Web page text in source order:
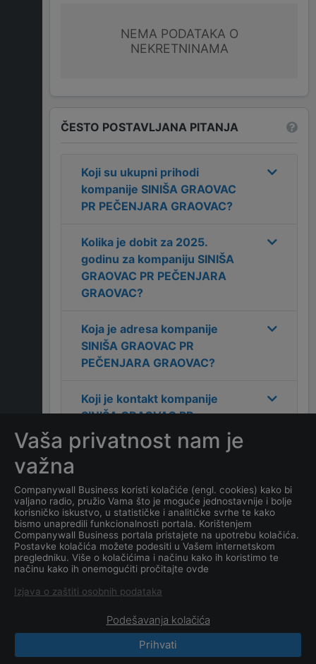
NEMA PODATAKA O
NEKRETNINAMA
ČESTO POSTAVLJANA PITANJA
Koji su ukupni prihodi
kompanije SINIŠA GRAOVAC
PR PEČENJARA GRAOVAC?
Kolika je dobit za 2025.
godinu za kompaniju SINIŠA
GRAOVAC PR PEČENJARA
GRAOVAC?
Koja je adresa kompanije
SINIŠA GRAOVAC PR
PEČENJARA GRAOVAC?
Koji je kontakt kompanije
SINIŠA GRAOVAC PR
PEČENJARA GRAOVAC?
kompanijaSINIŠA GRAOVAC
PR PEČENJARA GRAOVAC?
Koji je datum osnivanja
kompanijeSINIŠA GRAOVAC
PR PEČENJARA GRAOVAC
CompanyWall Business © 2026
korišćenja | Izjava o privatnosti
Vaša privatnost nam je
važna
Companywall Business koristi kolačiće (engl. cookies) kako bi
valjano radio, pružio Vama što je moguće jednostavnije i bolje
korisničko iskustvo, u statističke i analitičke svrhe te kako
bismo unapredili funkcionalnosti portala. Korištenjem
Companywall Business portala pristajete na upotrebu kolačića.
Postavke kolačića možete podesiti u Vašem internetskom
pregledniku. Više o kolačićima i načinu kako ih koristimo te
načinu kako ih onemogućiti pročitajte ovde
Izjava o zaštiti osobnih podataka
Podešavanja kolačića
Prihvati